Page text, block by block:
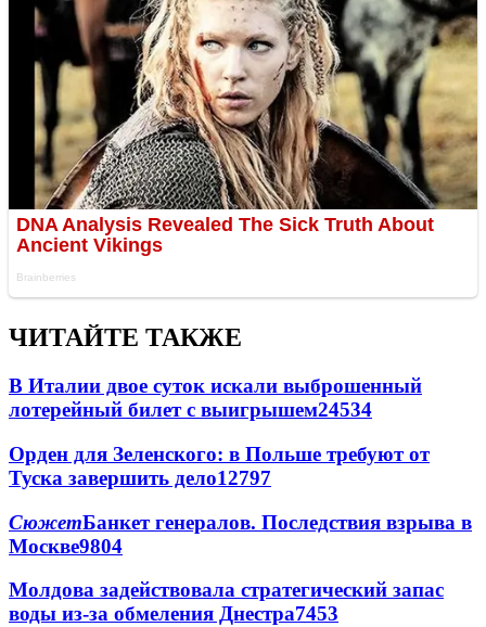
ЧИТАЙТЕ ТАКЖЕ
В Италии двое суток искали выброшенный
лотерейный билет с выигрышем24534
Орден для Зеленского: в Польше требуют от
Туска завершить дело12797
СюжетБанкет генералов. Последствия взрыва в
Москве9804
Молдова задействовала стратегический запас
воды из-за обмеления Днестра7453